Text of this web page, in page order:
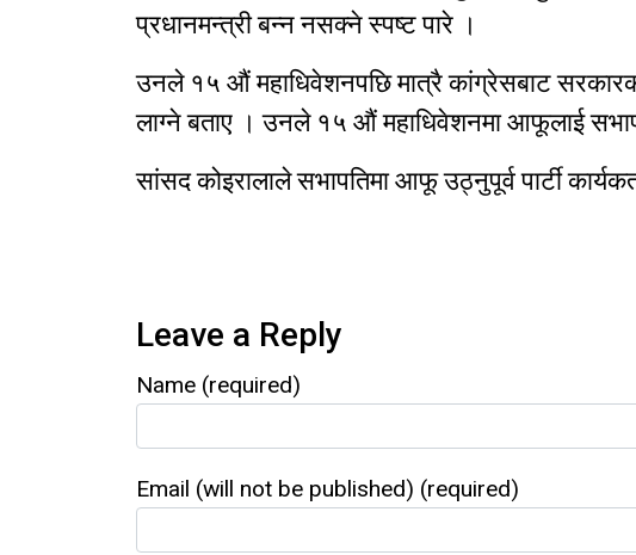
प्रधानमन्त्री बन्न नसक्ने स्पष्ट पारे ।
उनले १५ औं महाधिवेशनपछि मात्रै कांग्रेसबाट
लाग्ने बताए । उनले १५ औं महाधिवेशनमा आफूलाई
सांसद कोइरालाले सभापतिमा आफू उठ्नुपूर्व पार्टी
Leave a Reply
Name (required)
Email (will not be published) (required)